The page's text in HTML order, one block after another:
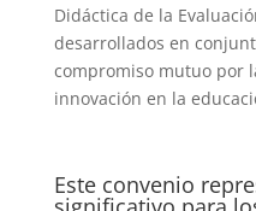
Didáctica de la
desarrollados en
compromiso mutuo por
innovación en la
Este convenio